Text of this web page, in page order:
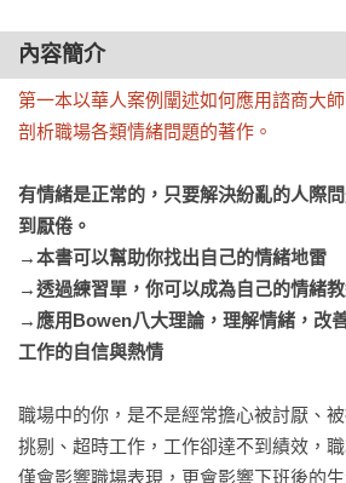
內容簡介
第一本以華人案例闡述如何應用諮商大
剖析職場各類情緒問題的著作。
有情緒是正常的，只要解決紛亂的人際
到厭倦。
→本書可以幫助你找出自己的情緒地雷
→透過練習單，你可以成為自己的情緒
→應用Bowen八大理論，理解情緒，改
工作的自信與熱情
職場中的你，是不是經常擔心被討厭、
挑剔、超時工作，工作卻達不到績效，
僅會影響職場表現，更會影響下班後的